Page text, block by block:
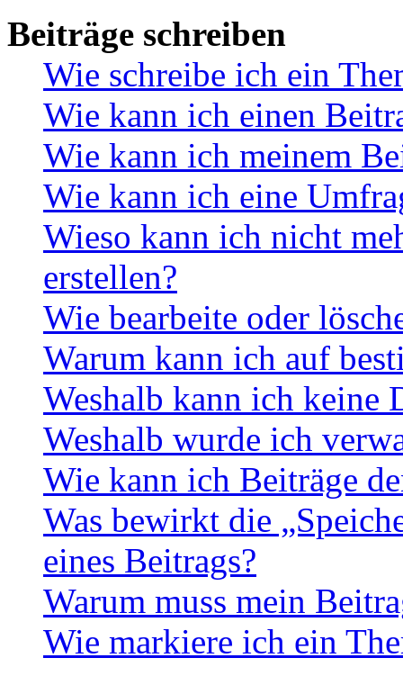
Beiträge schreiben
Wie schreibe ich ein
Wie kann ich einen
Wie kann ich meinem
Wie kann ich eine
Wieso kann ich nicht
erstellen?
Wie bearbeite oder
Warum kann ich auf
Weshalb kann ich keine
Weshalb wurde ich
Wie kann ich Beiträge
Was bewirkt die
eines Beitrags?
Warum muss mein
Wie markiere ich ein